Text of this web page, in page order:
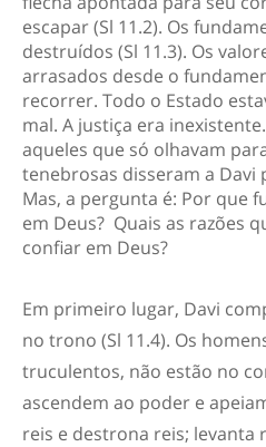
escapar (Sl 11.2). Os
destruídos (Sl 11.3). Os
arrasados desde o
recorrer. Todo o Estado
mal. A justiça era
aqueles que só olhavam
tenebrosas disseram a Davi
Mas, a pergunta é: Por que
em Deus? Quais as razões
confiar em Deus?
Em primeiro lugar, Davi
no trono (Sl 11.4). Os
truculentos, não estão no
ascendem ao poder e
reis e destrona reis; levanta